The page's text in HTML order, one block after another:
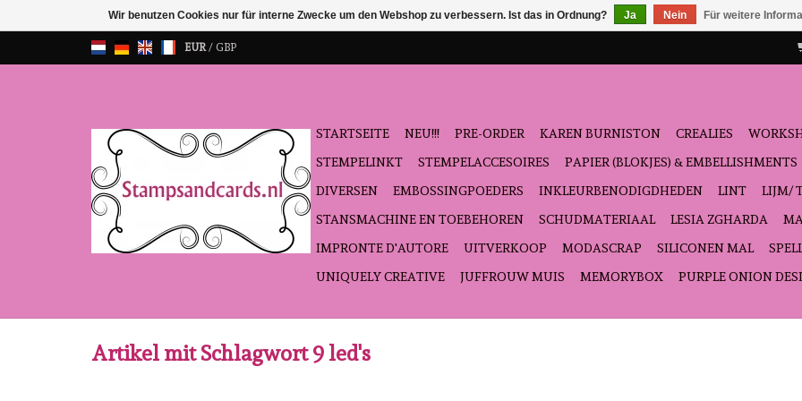
EUR/ GBP
STARTSEITE NEU!!! PRE-ORDER KAREN BURNISTON CREALIES
STEMPELINKT
STEMPELACCESOIRES
PAPIER (BLOKJES) & EMBELLISHMENTS
DIVERSEN
EMBOSSINGPOEDERS INKLEURBENODIGDHEDEN LINT
LIJM/
STANSMACHINE EN TOEBEHOREN
SCHUDMATERIAAL LESIA ZGHARDA
IMPRONTE D'AUTORE
UITVERKOOP MODASCRAP SILICONEN MAL
UNIQUELY CREATIVE
JUFFROUW MUIS MEMORYBOX PURPLE ONION
Artikel mit Schlagwort 9 led's
Wir benutzen Cookies nur für interne Zwecke um den Webshop zu verbessern. Ist das in Ordnung? Ja Nein Für weitere